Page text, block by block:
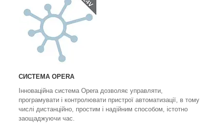
СИСТЕМА OPERA
Інноваційна система Opera дозволяє управляти,
програмувати і контролювати пристрої автоматизації, в тому
числі дистанційно, простим і надійним способом, істотно
заощаджуючи час.